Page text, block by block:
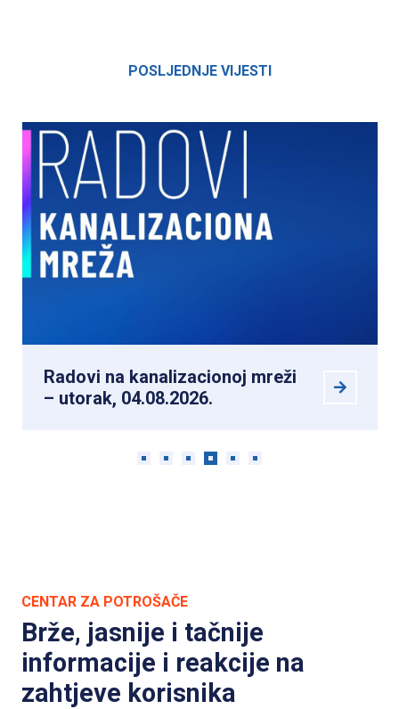
210 707 i 033 220 435.
POSLJEDNJE VIJESTI
Radovi na kanalizacionoj mreži
– utorak, 04.08.2026.
CENTAR ZA POTROŠAČE
Brže, jasnije i tačnije
informacije i reakcije na
zahtjeve korisnika